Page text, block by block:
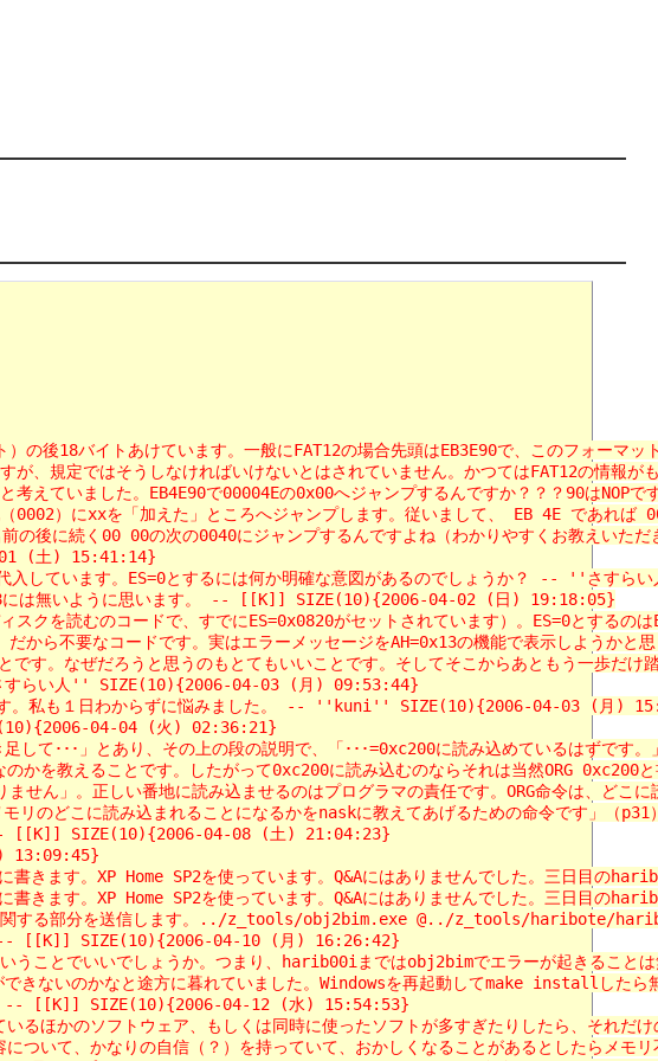
）の後18バイトあけています。一般にFAT12の場合先頭はEB3E90で、この
すが、規定ではそうしなければいけないとはされていません。かつては
と考えていました。EB4E90で00004Eの0x00へジャンプするんですか？？？
（0002）にxxを「加えた」ところへジャンプします。従いまして、 EB 4E
名前の後に続く00 00の次の0040にジャンプするんですよね（わかりやすく
01 (土) 15:41:14}
代入しています。ES=0とするには何か明確な意図があるのでしょうか？ -- ''
p.48には無いように思います。 -- [[K]] SIZE(10){2006-04-02 (日) 19:18:05}
スクを読むのコードで、すでにES=0x0820がセットされています）。ES=0
だから不要なコードです。実はエラーメッセージをAH=0x13の機能で表示し
です。なぜだろうと思うのもとてもいいことです。そしてそこからあともう
''さすらい人'' SIZE(10){2006-04-03 (月) 09:53:44}
ります。私も１日わからずに悩みました。 -- ''kuni'' SIZE(10){2006-04-03 (月)
04-04 (火) 02:36:21}
足して･･･」とあり、その上の段の説明で、「･･･=0xc200に読み込めてい
かを教えることです。したがって0xc200に読み込むのならそれは当然ORG
ません」。正しい番地に読み込ませるのはプログラマの責任です。ORG命
メモリのどこに読み込まれることになるかをnaskに教えてあげるための命令
） -- [[K]] SIZE(10){2006-04-08 (土) 21:04:23}
) 13:09:45}
に書きます。XP Home SP2を使っています。Q&Aにはありませんでした。
に書きます。XP Home SP2を使っています。Q&Aにはありませんでした。
のエラーに関する部分を送信します。../z_tools/obj2bim.exe @../
。） -- [[K]] SIZE(10){2006-04-10 (月) 16:26:42}
うことでいいでしょうか。つまり、harib00iまではobj2bimでエラーが起き
きないのかなと途方に暮れていました。Windowsを再起動してmake installし
） -- [[K]] SIZE(10){2006-04-12 (水) 15:54:53}
いるほかのソフトウェア、もしくは同時に使ったソフトが多すぎたりしたら、
ついて、かなりの自信（？）を持っていて、おかしくなることがあるとした